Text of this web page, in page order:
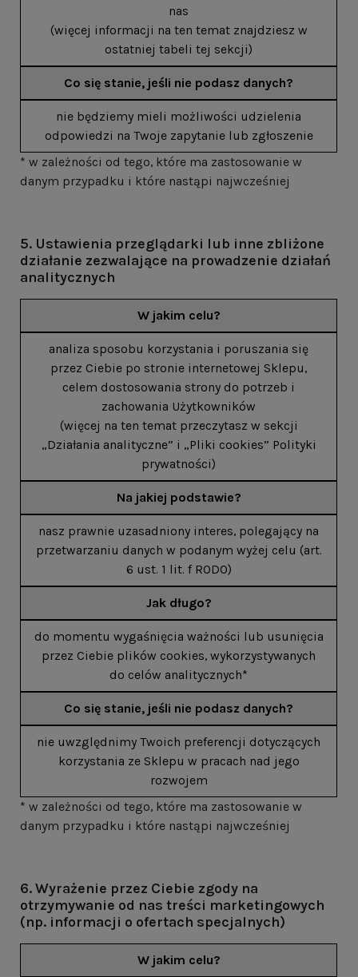
nas
(więcej informacji na ten temat znajdziesz w
ostatniej tabeli tej sekcji)
Co się stanie, jeśli nie podasz danych?
nie będziemy mieli możliwości udzielenia
odpowiedzi na Twoje zapytanie lub zgłoszenie
* w zależności od tego, które ma zastosowanie w
danym przypadku i które nastąpi najwcześniej
5. Ustawienia przeglądarki lub inne zbliżone
działanie zezwalające na prowadzenie działań
analitycznych
W jakim celu?
analiza sposobu korzystania i poruszania się
przez Ciebie po stronie internetowej Sklepu,
celem dostosowania strony do potrzeb i
zachowania Użytkowników
(więcej na ten temat przeczytasz w sekcji
„Działania analityczne” i „Pliki cookies” Polityki
prywatności)
Na jakiej podstawie?
nasz prawnie uzasadniony interes, polegający na
przetwarzaniu danych w podanym wyżej celu (art.
6 ust. 1 lit. f RODO)
Jak długo?
do momentu wygaśnięcia ważności lub usunięcia
przez Ciebie plików cookies, wykorzystywanych
do celów analitycznych*
Co się stanie, jeśli nie podasz danych?
nie uwzględnimy Twoich preferencji dotyczących
korzystania ze Sklepu w pracach nad jego
rozwojem
* w zależności od tego, które ma zastosowanie w
danym przypadku i które nastąpi najwcześniej
6. Wyrażenie przez Ciebie zgody na
otrzymywanie od nas treści marketingowych
(np. informacji o ofertach specjalnych)
W jakim celu?